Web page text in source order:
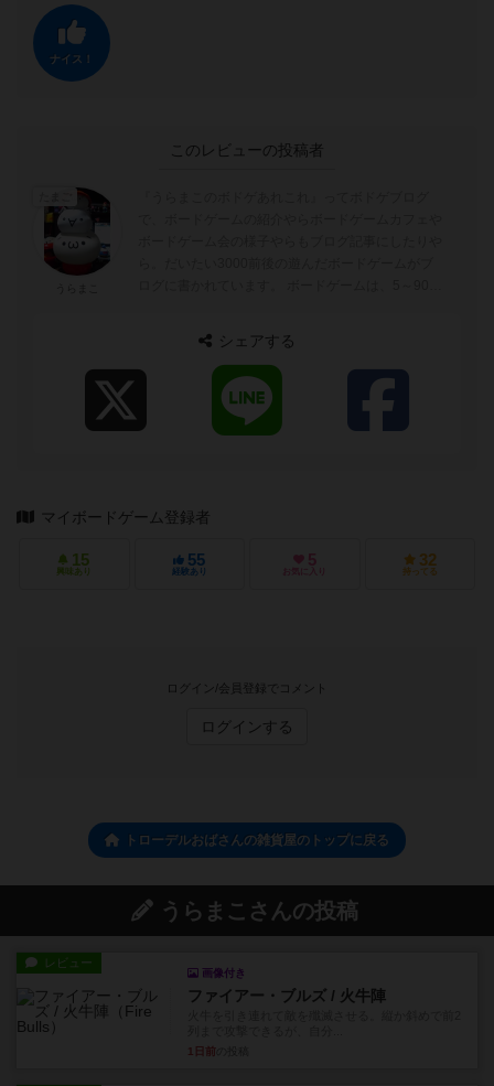
ナイス！
このレビューの投稿者
シェアする
マイボードゲーム登録者
15
興味あり
55
経験あり
5
お気に入り
32
持ってる
ログイン/会員登録でコメント
ログインする
トローデルおばさんの雑貨屋のトップに戻る
うらまこさんの投稿
レビュー
画像付き
ファイアー・ブルズ / 火牛陣
1日前